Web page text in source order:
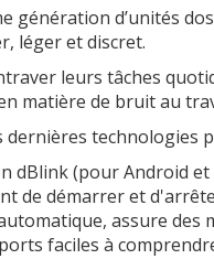
génération d’unités
léger et discret.
leurs tâches
matière de bruit au
dBlink (pour Android
de démarrer et
assure des
faciles à